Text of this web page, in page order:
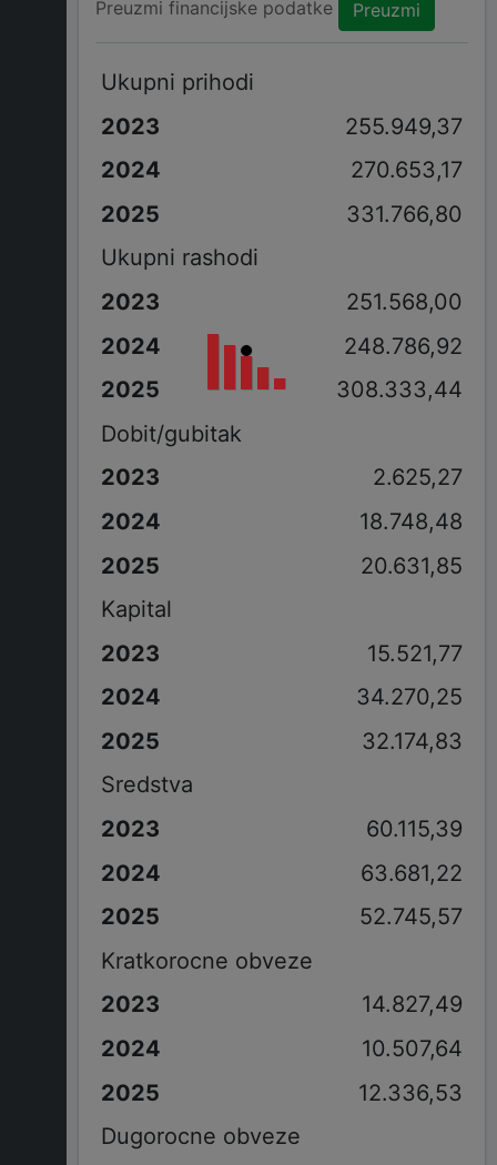
Preuzmi financijske podatke Preuzmi
Ukupni prihodi
255.949,37
270.653,17
331.766,80
Ukupni rashodi
251.568,00
248.786,92
308.333,44
Dobit/gubitak
2.625,27
18.748,48
20.631,85
Kapital
15.521,77
34.270,25
32.174,83
Sredstva
60.115,39
63.681,22
52.745,57
Kratkorocne obveze
14.827,49
10.507,64
12.336,53
Dugorocne obveze